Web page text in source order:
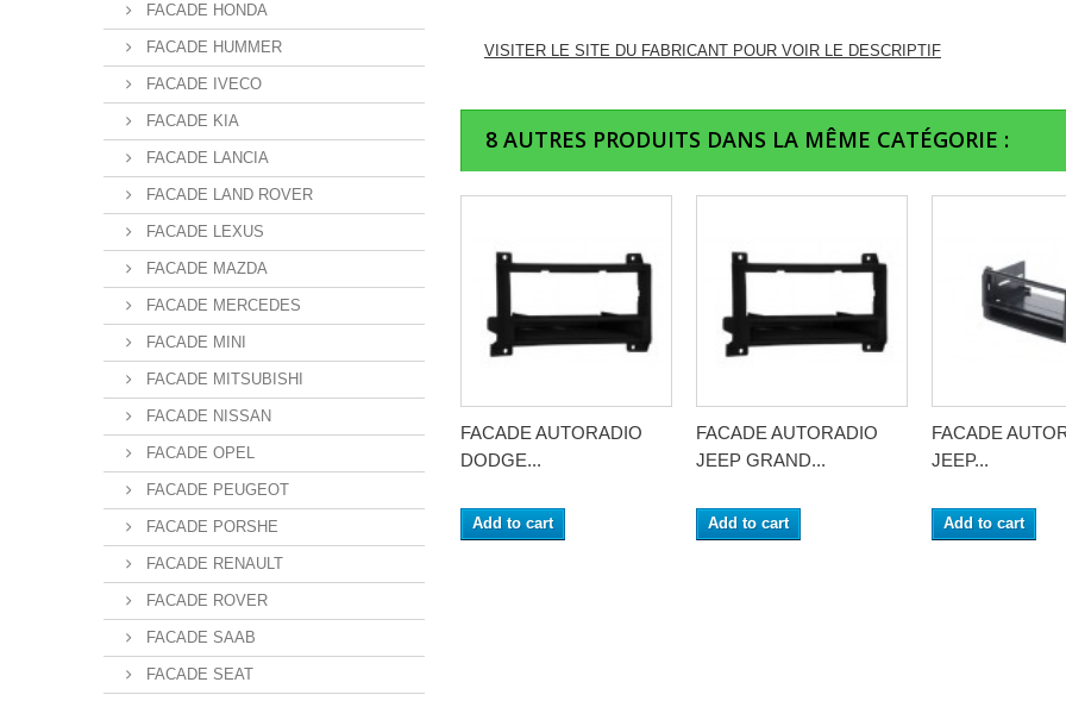
FACADE HONDA
FACADE HUMMER
FACADE IVECO
FACADE KIA
FACADE LANCIA
FACADE LAND ROVER
FACADE LEXUS
FACADE MAZDA
FACADE MERCEDES
FACADE MINI
FACADE MITSUBISHI
FACADE NISSAN
FACADE OPEL
FACADE PEUGEOT
FACADE PORSHE
FACADE RENAULT
FACADE ROVER
FACADE SAAB
FACADE SEAT
VISITER LE SITE DU FABRICANT POUR VOIR LE DESCRIPTIF
8 AUTRES PRODUITS DANS LA MÊME CATÉGORIE :
FACADE AUTORADIO
DODGE...
Add to cart
FACADE AUTORADIO
JEEP GRAND...
Add to cart
FACADE
JEEP...
Add to cart